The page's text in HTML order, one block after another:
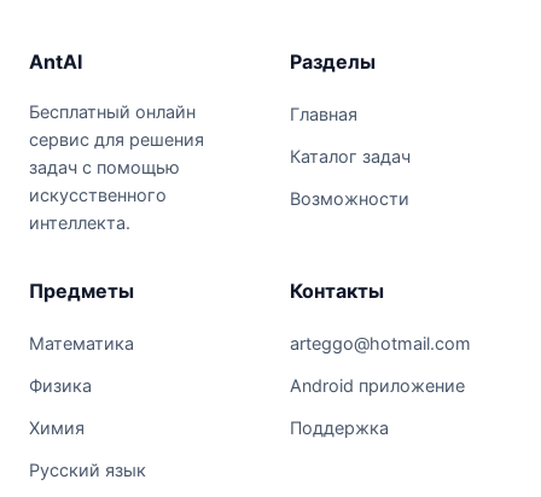
AntAI
Бесплатный онлайн
сервис для решения
задач с помощью
искусственного
интеллекта.
Разделы
Главная
Каталог задач
Возможности
Предметы
Математика
Физика
Химия
Русский язык
Контакты
arteggo@hotmail.com
Android приложение
Поддержка